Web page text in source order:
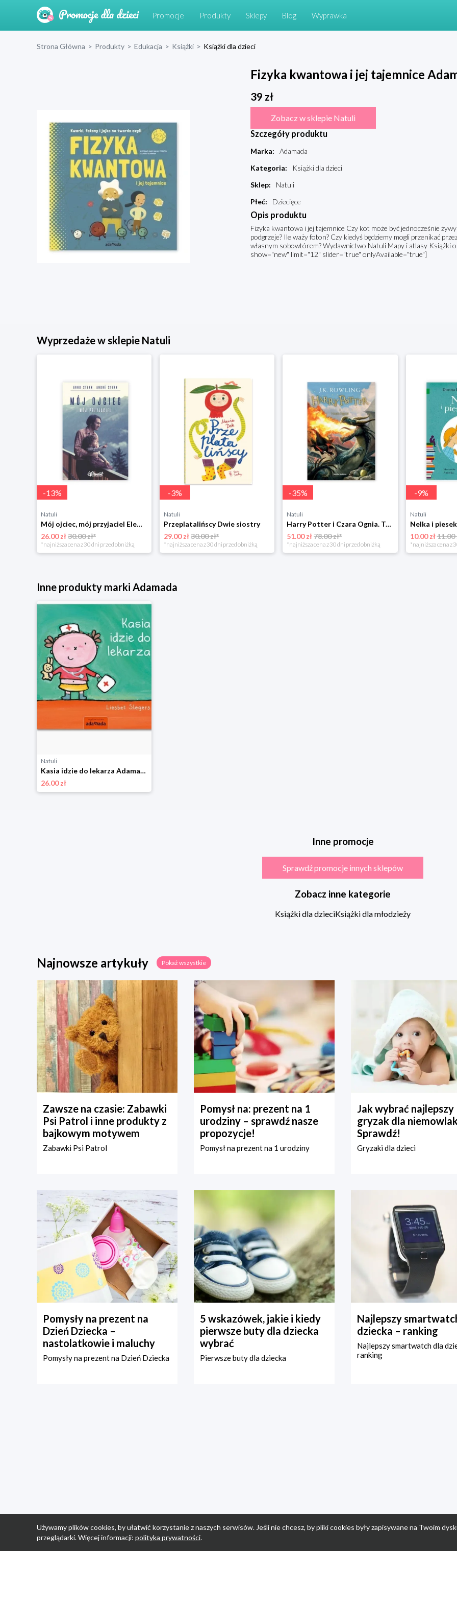
Promocje Produkty Sklepy Blog Wyprawka
Strona Główna > Produkty > Edukacja > Książki > Książki dla dzieci
Fizyka kwantowa i jej tajemnice
39 zł
Zobacz w sklepie Natuli
Szczegóły produktu
Marka:
Adamada
Kategoria:
Książki dla dzieci
Sklep:
Natuli
Płeć: Dziecięce
Opis produktu
Fizyka kwantowa i jej tajemnice Czy kot może być jednocześnie
podgrzeje? Ile waży foton? Czy kiedyś będziemy mogli przenikać
własnym sobowtórem? Wydawnictwo Natuli Mapy i atlasy Książki
show="new" limit="12" slider="true" onlyAvailable="true"]
Wyprzedaże w sklepie Natuli
-13%
Natuli
Mój ojciec, mój przyjaciel Element
26.00 zł30.00 zł*
*najniższa cena z 30 dni przed obniżką
-3%
Natuli
Przeplatalińscy Dwie siostry
29.00 zł30.00 zł*
*najniższa cena z 30 dni przed obniżką
-35%
Natuli
Harry Potter i Czara Ognia. Tom 4 Media rodzina
51.00 zł78.00 zł*
*najniższa cena z 30 dni przed obniżką
-9%
Natuli
10.00 zł11.00
*najniższa cena z
Inne produkty marki Adamada
Natuli
Kasia idzie do lekarza Adamada
26.00 zł
Inne promocje
Sprawdź promocje innych sklepów
Zobacz inne kategorie
Książki dla dzieciKsiążki dla młodzieży
Najnowsze artykuły Pokaż wszystkie
Zawsze na czasie: Zabawki
Psi Patrol i inne produkty z
bajkowym motywem
Zabawki Psi Patrol
Pomysł na: prezent na 1
urodziny – sprawdź nasze
propozycje!
Pomysł na prezent na 1 urodziny
Jak wybrać najlepszy
gryzak dla
Sprawdź!
Gryzaki dla dzieci
Pomysły na prezent na
Dzień Dziecka –
nastolatkowie i maluchy
Pomysły na prezent na Dzień Dziecka
5 wskazówek, jakie i kiedy
pierwsze buty dla dziecka
wybrać
Pierwsze buty dla dziecka
Najlepszy
dziecka – ranking
Najlepszy smartwatch dla
ranking
Używamy plików cookies, by ułatwić korzystanie z naszych serwisów. Jeśli nie chcesz, by pliki cookies były zapisywane na Twoim
przeglądarki. Więcej informacji: polityka prywatności.